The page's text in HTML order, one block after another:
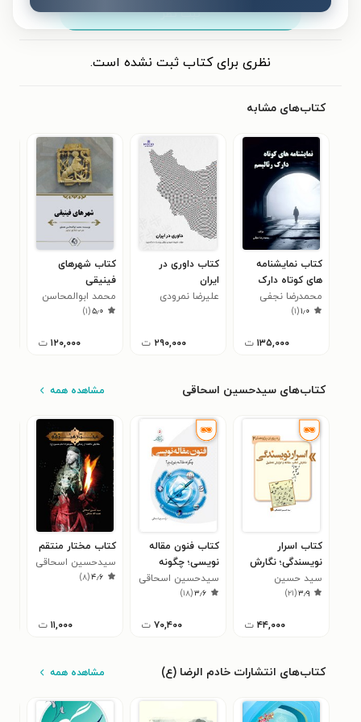
ثبت نظر
نظری برای کتاب ثبت نشده است.
کتاب‌های مشابه
کتاب نمایشنامه
های کوتاه دارک
رئالیسم
محمدرضا نجفی
۱٫۰(۱)
۱۳۵,۰۰۰ ت
کتاب داوری در
ایران
علیرضا نمرودی
۲۹۰,۰۰۰ ت
کتاب شهرهای
فینیقی
محمد ابوالمحاسن
عصفور
۵٫۰(۱)
۱۲۰,۰۰۰ ت
کتاب‌های سیدحسین اسحاقی مشاهده همه
کتاب اسرار
نویسندگی؛ نگارش
کتاب، مقاله و
گزارش تحقیقی
سید حسین
اسحاقی
۳٫۹(۲۱)
۴۴,۰۰۰ ت
کتاب فنون مقاله
نویسی؛ چگونه
مقاله بنویسیم؟
سید‌حسین اسحاقی
۳٫۶(۱۸)
۷۰,۴۰۰ ت
کتاب مختار منتقم
سید‌حسین اسحاقی
۴٫۶(۸)
۱۱,۰۰۰ ت
کتاب‌های انتشارات خادم الرضا (ع) مشاهده همه